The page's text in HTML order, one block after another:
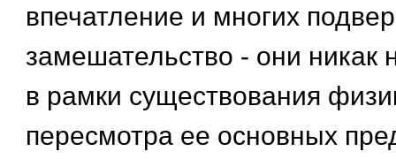
впечатление и многих
замешательство - они никак
в рамки существования
пересмотра ее основных